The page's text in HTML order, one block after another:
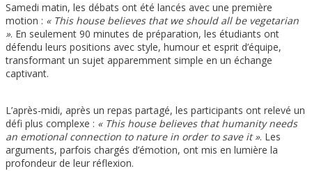
Samedi matin, les débats ont été lancés avec une première
motion : « This house believes that we should all be vegetarian
». En seulement 90 minutes de préparation, les étudiants ont
défendu leurs positions avec style, humour et esprit d’équipe,
transformant un sujet apparemment simple en un échange
captivant.
L’après-midi, après un repas partagé, les participants ont relevé un
défi plus complexe : « This house believes that humanity needs
an emotional connection to nature in order to save it ». Les
arguments, parfois chargés d’émotion, ont mis en lumière la
profondeur de leur réflexion.